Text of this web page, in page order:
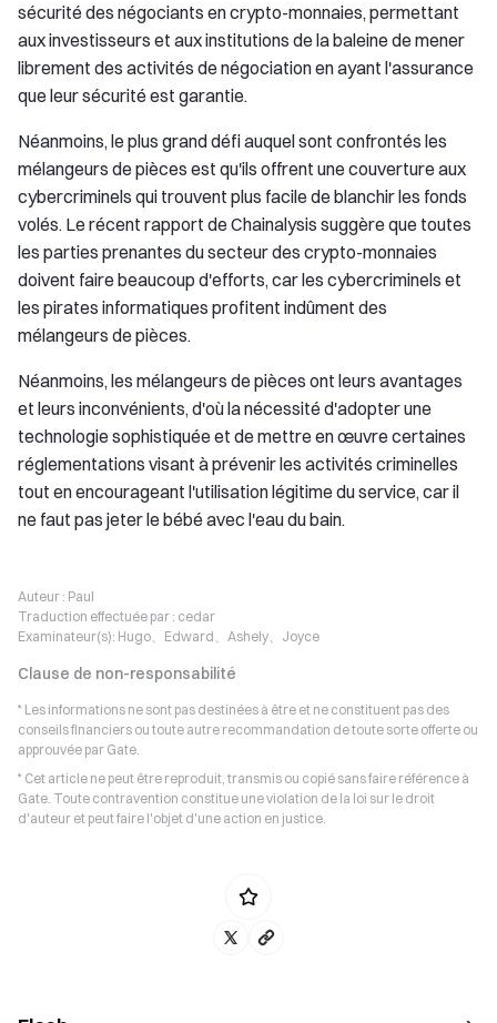
sécurité des négociants en crypto-monnaies, permettant
aux investisseurs et aux institutions de la baleine de mener
librement des activités de négociation en ayant l'assurance
que leur sécurité est garantie.
Néanmoins, le plus grand défi auquel sont confrontés les
mélangeurs de pièces est qu'ils offrent une couverture aux
cybercriminels qui trouvent plus facile de blanchir les fonds
volés. Le récent rapport de Chainalysis suggère que toutes
les parties prenantes du secteur des crypto-monnaies
doivent faire beaucoup d'efforts, car les cybercriminels et
les pirates informatiques profitent indûment des
mélangeurs de pièces.
Néanmoins, les mélangeurs de pièces ont leurs avantages
et leurs inconvénients, d'où la nécessité d'adopter une
technologie sophistiquée et de mettre en œuvre certaines
réglementations visant à prévenir les activités criminelles
tout en encourageant l'utilisation légitime du service, car il
ne faut pas jeter le bébé avec l'eau du bain.
Auteur : Paul
Traduction effectuée par : cedar
Examinateur(s): Hugo、Edward、Ashely、Joyce
Clause de non-responsabilité
* Les informations ne sont pas destinées à être et ne constituent pas des
conseils financiers ou toute autre recommandation de toute sorte offerte ou
approuvée par Gate.
* Cet article ne peut être reproduit, transmis ou copié sans faire référence à
Gate. Toute contravention constitue une violation de la loi sur le droit
d'auteur et peut faire l'objet d'une action en justice.